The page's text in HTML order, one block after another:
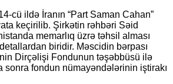
cü ildə İranın “Part Saman Cahan”
keçirilib. Şirkətin rəhbəri Səid
memarlıq üzrə təhsil alması
biridir. Məscidin bərpası
Dirçəlişi Fondunun təşəbbüsü ilə
sonra fondun nümayəndələrinin iştirakı